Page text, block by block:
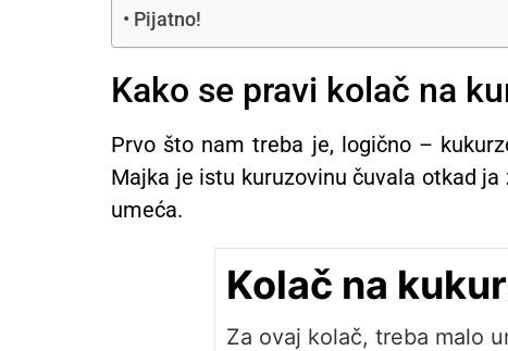
Pijatno!
Kako se pravi kolač na
Prvo što nam treba je, logično –
Majka je istu kuruzovinu čuvala otkad
umeća.
Kolač na
Za ovaj kolač, treba malo